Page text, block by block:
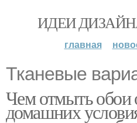
ИДЕИ
главная
Тканевые
Чем отмыть обои
домашних